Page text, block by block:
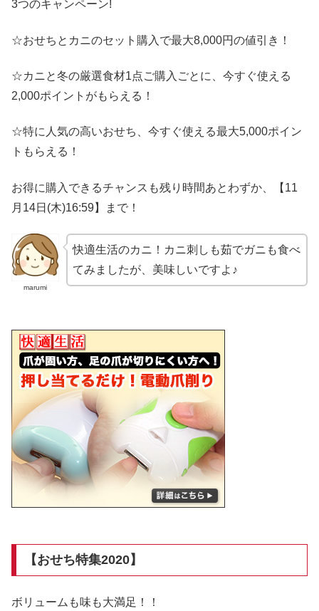
3つのキャンペーン!
☆おせちとカニのセット購入 で最大8,000円の値引き！
☆カニと冬の厳選食材1点ご購入ごとに、 今すぐ使える
2,000ポイントがもらえる！
☆特に人気の高いおせち、今すぐ使える最大5,000ポイン
トもらえる！
お得に購入できるチャンスも残り時間あとわずか、
【11
月14日(木)16:59】まで！
marumi
快適生活のカニ！カニ刺しも茹でガニも食べ
てみましたが、美味しいですよ♪
【おせち特集2020】
ボリュームも味も大満足！！